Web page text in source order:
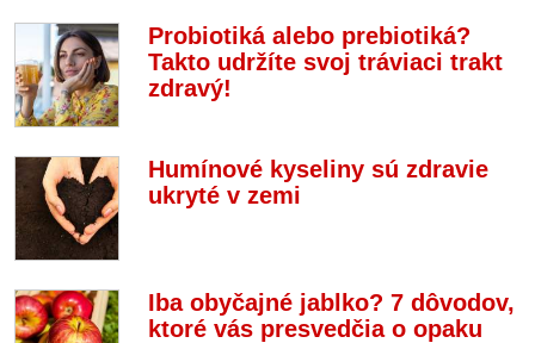
Probiotiká alebo prebiotiká?
Takto udržíte svoj tráviaci trakt
zdravý!
Humínové kyseliny sú zdravie
ukryté v zemi
Iba obyčajné jablko? 7 dôvodov,
ktoré vás presvedčia o opaku